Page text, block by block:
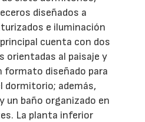
diseñados a
e iluminación
cuenta con dos
orientadas al paisaje y
formato diseñado para
dormitorio; además,
un baño organizado en
La planta inferior